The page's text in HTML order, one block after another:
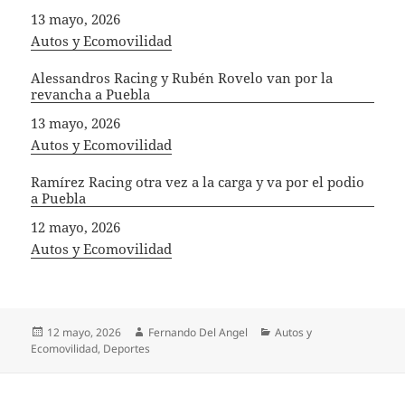
Fecha
13 mayo, 2026
In relation to
Autos y Ecomovilidad
Alessandros Racing y Rubén Rovelo van por la
revancha a Puebla
Fecha
13 mayo, 2026
In relation to
Autos y Ecomovilidad
Ramírez Racing otra vez a la carga y va por el podio
a Puebla
Fecha
12 mayo, 2026
In relation to
Autos y Ecomovilidad
Publicado
el
12 mayo, 2026 Autor
Fernando Del Angel Categorías
Autos y
Ecomovilidad, Deportes